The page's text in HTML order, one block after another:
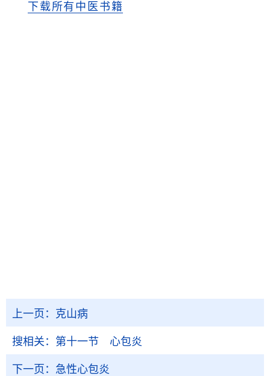
下载所有中医书籍
上一页： 克山病
搜相关： 第十一节 心包炎
下一页： 急性心包炎